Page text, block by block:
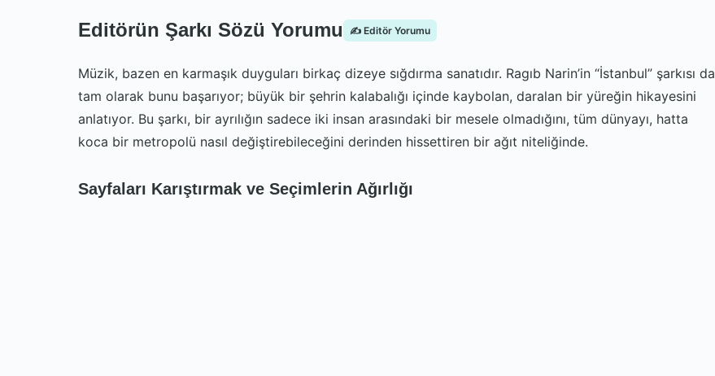
Editörün Şarkı Sözü Yorumu ✍️ Editör Yorumu
Müzik, bazen en karmaşık duyguları birkaç dizeye sığdırma sanatıdır. Ragıb Narin’in “İstanbul” şarkısı da
tam olarak bunu başarıyor; büyük bir şehrin kalabalığı içinde kaybolan, daralan bir yüreğin hikayesini
anlatıyor. Bu şarkı, bir ayrılığın sadece iki insan arasındaki bir mesele olmadığını, tüm dünyayı, hatta
koca bir metropolü nasıl değiştirebileceğini derinden hissettiren bir ağıt niteliğinde.
Sayfaları Karıştırmak ve Seçimlerin Ağırlığı